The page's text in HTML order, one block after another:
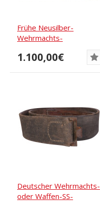
Frühe Neusilber-
Wehrmachts-
seltener...
1.100,00€
Deutscher Wehrmachts-
oder Waffen-SS-